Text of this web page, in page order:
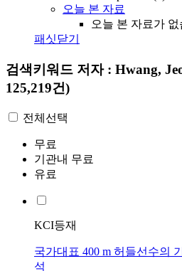
오늘 본 자료
오늘 본 자료가 없
패싯닫기
검색키워드 저자 : Hwang,
125,219건)
전체선택
무료
기관내 무료
유료
KCI등재
국가대표 400 m 허들선수의
석